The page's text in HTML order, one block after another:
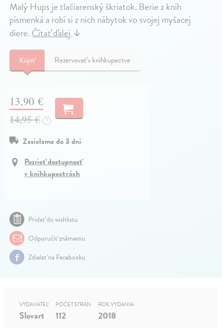
Malý Hups je tlačiarenský škriatok. Berie z kníh
písmenká a robí si z nich nábytok vo svojej myšacej
diere. Čítať ďalej ↓
Kúpiť Rezervovať v kníhkupectve
13,90 €
14,95 € ?
Zasielame do 3 dní
Pozrieť dostupnosť
v kníhkupectvách
Pridať do wishlistu
Odporučiť známemu
Zdielať na Facebooku
VYDAVATEĽ
Slovart
POČET STRÁN
112
ROK VYDANIA
2018